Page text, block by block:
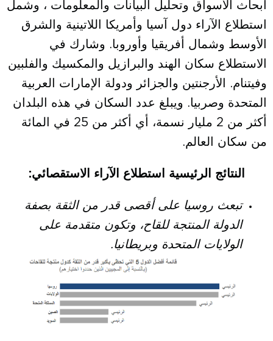
أبحاث الأسواق وتحليل البيانات والمعلومات ، وشمل
استطلاع الآراء دول آسيا وأمريكا اللاتينية والشرق
الأوسط وشمال أفريقيا وأوروبا. وشارك في
الاستطلاع سكان الهند والبرازيل والمكسيك والفلبين
وفيتنام. الأرجنتين والجزائر ودولة الإمارات العربية
المتحدة وصربيا. ويبلغ عدد السكان في هذه البلدان
أكثر من 2 مليار نسمة، أي أكثر من 25 في المائة
من سكان العالم.
النتائج الرئيسية استطلاع الآراء الاستقصائي:
تبعث روسيا على أقصى قدر من الثقة بصفة
الدولة المنتجة للقاح، وتكون متقدمة على
الولايات المتحدة وبريطانيا.